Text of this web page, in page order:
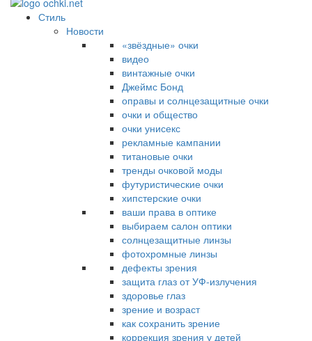
Стиль
Новости
«звёздные» очки
видео
винтажные очки
Джеймс Бонд
оправы и солнцезащитные очки
очки и общество
очки унисекс
рекламные кампании
титановые очки
тренды очковой моды
футуристические очки
хипстерские очки
ваши права в оптике
выбираем салон оптики
солнцезащитные линзы
фотохромные линзы
дефекты зрения
защита глаз от УФ-излучения
здоровье глаз
зрение и возраст
как сохранить зрение
коррекция зрения у детей